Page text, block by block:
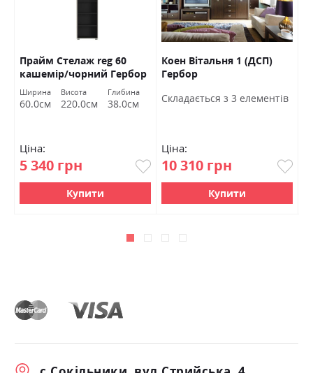
Прайм Стелаж reg 60
кашемір/чорний Гербор
Ширина
60.0см
Висота
220.0см
Глибина
38.0см
Ціна:
5 340 грн
Купити
Коен Вітальня 1 (ДСП)
Гербор
Cкладається з 3 елементів
Ціна:
10 310 грн
Купити